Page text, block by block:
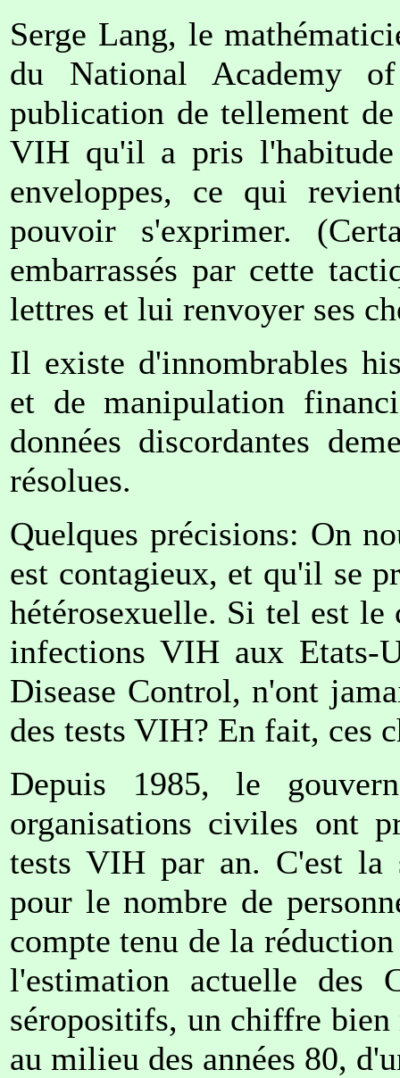
Serge Lang, le
du National Academy
publication de tellement
VIH qu'il a pris l'habitude
enveloppes, ce qui
pouvoir s'exprimer.
embarrassés par cette
lettres et lui renvoyer ses
Il existe d'innombrables
et de manipulation
données discordantes
résolues.
Quelques précisions: On
est contagieux, et qu'il se
hétérosexuelle. Si tel est
infections VIH aux Etats-
Disease Control, n'ont
des tests VIH? En fait, ces
Depuis 1985, le
organisations civiles ont
tests VIH par an. C'est la
pour le nombre de
compte tenu de la
l'estimation actuelle des
séropositifs, un chiffre
au milieu des années 80,